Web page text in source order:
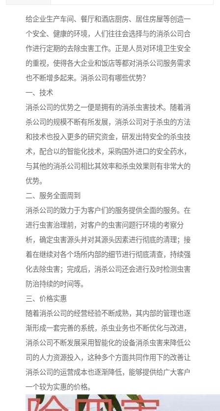
给企业生产车间、餐厅和酒店厨房、居住房屋等创造一
个安全、健康的环境，人们往往会选择与的消杀公司合
作进行定期的去除虫害工作。正是人员对环境卫生安全
的重视，使得各大企业和饭店等都对消杀公司服务需求
也不断增多起来。消杀公司有哪些优势？
一、技术
消杀公司的优势之一便是拥有的消杀虫害技术。随着消
杀公司的规模不断有所发展，消杀公司对于杀虫的方法
和技术也投入更多的研究资金，研发出特安全的杀虫技
术，配合以的智能化技术，采购国外进口的安全药水，
与其他的消杀公司相比其效率和杀虫效果则有非常大的
优势。
二、服务全面周到
消杀公司的致力于为客户们的服务提供全面的服务。在
进行虫害治理前，对客户的虫害问题行环境的考察分
析，确定虫害源头并对其源头因素进行彻底的清理；接
着在继续对各个场所内部的细节进行彻底清查，持续强
化去除虫害；完成后，消杀公司还会进行及时检测虫害
防治持续的时间等。
三、价格实惠
随着消杀公司的经营经验不断成熟，其内部的管理也逐
渐形成一套完善的系统，杀虫业务也不断优化与改进，
消杀公司不断发展采用智能化的设备消杀虫害来降低公
司的人力资源投入，这种多个方面共同作用下的改善让
消杀公司的运营成本也逐渐降低，能够提供给广大客户
一个较为实惠的价格。